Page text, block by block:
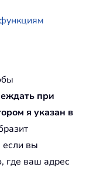
при
я указан в
если вы
где ваш адрес